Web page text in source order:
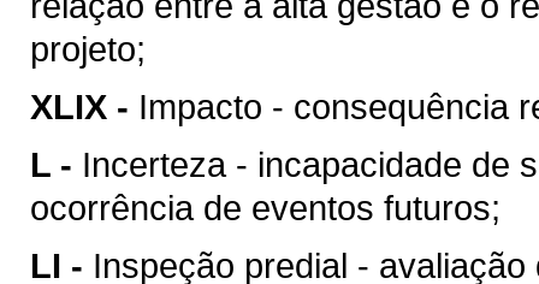
projeto;
XLIX - Impacto - consequência
L - Incerteza - incapacidade de
ocorrência de eventos futuros;
LI - Inspeção predial -